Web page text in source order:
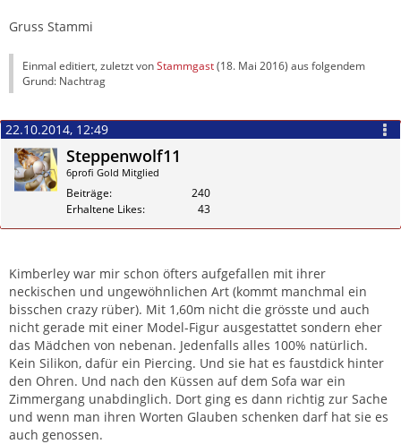
Gruss Stammi
Einmal editiert, zuletzt vonStammgast(18. Mai 2016) aus folgendem
Grund: Nachtrag
22.10.2014, 12:49
Steppenwolf11
6profi Gold Mitglied
Beiträge
240
Erhaltene Likes
43
Kimberley war mir schon öfters aufgefallen mit ihrer
neckischen und ungewöhnlichen Art (kommt manchmal ein
bisschen crazy rüber). Mit 1,60m nicht die grösste und auch
nicht gerade mit einer Model-Figur ausgestattet sondern eher
das Mädchen von nebenan. Jedenfalls alles 100% natürlich.
Kein Silikon, dafür ein Piercing. Und sie hat es faustdick hinter
den Ohren. Und nach den Küssen auf dem Sofa war ein
Zimmergang unabdinglich. Dort ging es dann richtig zur Sache
und wenn man ihren Worten Glauben schenken darf hat sie es
auch genossen.